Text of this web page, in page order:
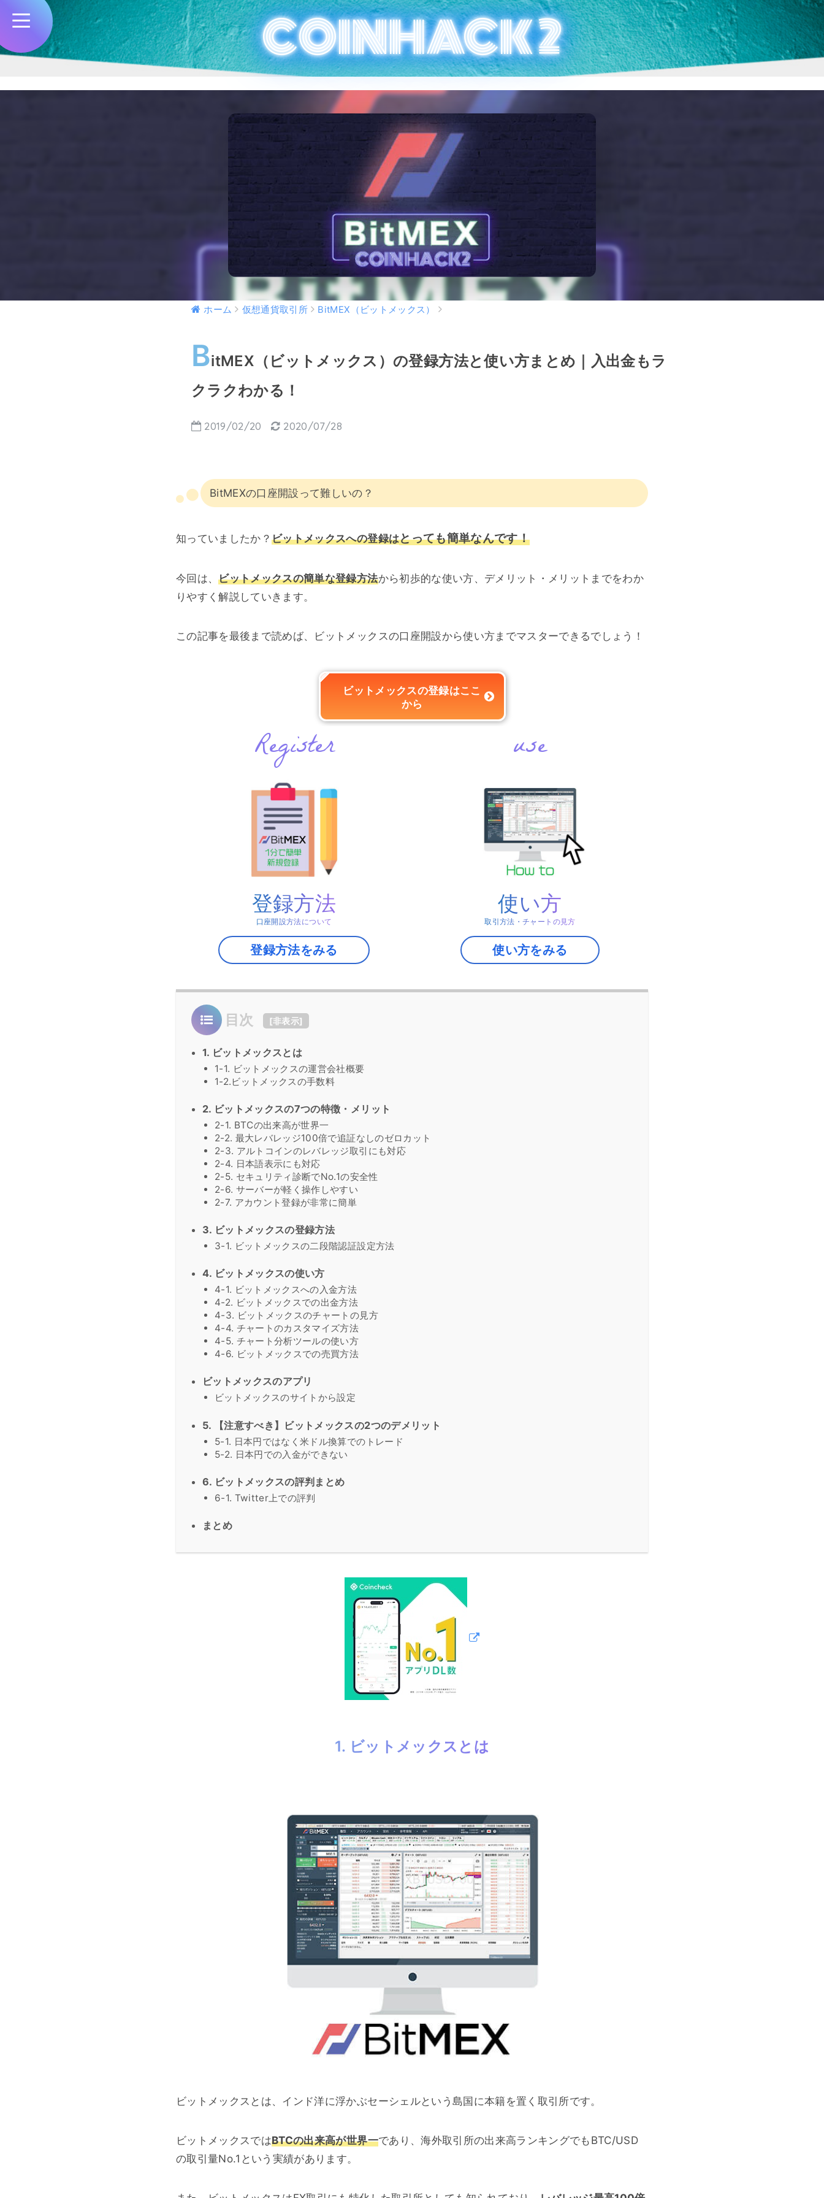
COINHACK 2
COINHACK 2
ホーム 仮想通貨取引所 BitMEX（ビットメックス）
BitMEX（ビットメックス）の登録方法と使い方まとめ｜入出金もラ
クラクわかる！
2019/02/20 2020/07/28
BitMEXの口座開設って難しいの？
知っていましたか？ビットメックスへの登録はとっても簡単なんです！
今回は、ビットメックスの簡単な登録方法から初歩的な使い方、デメリット・メリットまでをわか
りやすく解説していきます。
この記事を最後まで読めば、ビットメックスの口座開設から使い方までマスターできるでしょう！
ビットメックスの登録はここ
から
Register
登録方法
口座開設方法について
登録方法をみる
use
使い方
取引方法・チャートの見方
使い方をみる
目次 [非表示]
1. ビットメックスとは
1-1. ビットメックスの運営会社概要
1-2.ビットメックスの手数料
2. ビットメックスの7つの特徴・メリット
2-1. BTCの出来高が世界一
2-2. 最大レバレッジ100倍で追証なしのゼロカット
2-3. アルトコインのレバレッジ取引にも対応
2-4. 日本語表示にも対応
2-5. セキュリティ診断でNo.1の安全性
2-6. サーバーが軽く操作しやすい
2-7. アカウント登録が非常に簡単
3. ビットメックスの登録方法
3-1. ビットメックスの二段階認証設定方法
4. ビットメックスの使い方
4-1. ビットメックスへの入金方法
4-2. ビットメックスでの出金方法
4-3. ビットメックスのチャートの見方
4-4. チャートのカスタマイズ方法
4-5. チャート分析ツールの使い方
4-6. ビットメックスでの売買方法
ビットメックスのアプリ
ビットメックスのサイトから設定
5. 【注意すべき】ビットメックスの2つのデメリット
5-1. 日本円ではなく米ドル換算でのトレード
5-2. 日本円での入金ができない
6. ビットメックスの評判まとめ
6-1. Twitter上での評判
まとめ
1. ビットメックスとは
ビットメックスとは、インド洋に浮かぶセーシェルという島国に本籍を置く取引所です。
ビットメックスではBTCの出来高が世界一であり、海外取引所の出来高ランキングでもBTC/USD
の取引量No.1という実績があります。